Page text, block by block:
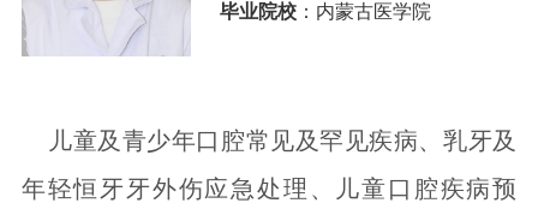
毕业院校： 内蒙古医学院
儿童及青少年口腔常见及罕见疾病、乳牙及
年轻恒牙牙外伤应急处理、儿童口腔疾病预